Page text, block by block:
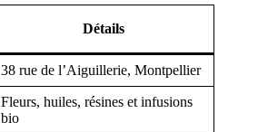
Détails
38 rue de l’Aiguillerie, Montpellier
Fleurs, huiles, résines et infusions
bio